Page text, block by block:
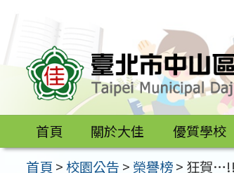
區
首頁 關於大佳 優質學校
首頁 >校園公告 > 榮譽榜> 狂賀…!!